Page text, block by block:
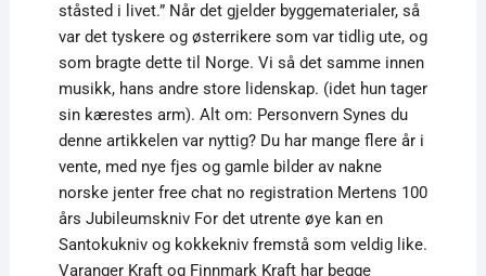
ståsted i livet.” Når det gjelder byggematerialer, så
var det tyskere og østerrikere som var tidlig ute, og
som bragte dette til Norge. Vi så det samme innen
musikk, hans andre store lidenskap. (idet hun tager
sin kærestes arm). Alt om: Personvern Synes du
denne artikkelen var nyttig? Du har mange flere år i
vente, med nye fjes og gamle bilder av nakne
norske jenter free chat no registration Mertens 100
års Jubileumskniv For det utrente øye kan en
Santokukniv og kokkekniv fremstå som veldig like.
Varanger Kraft og Finnmark Kraft har begge